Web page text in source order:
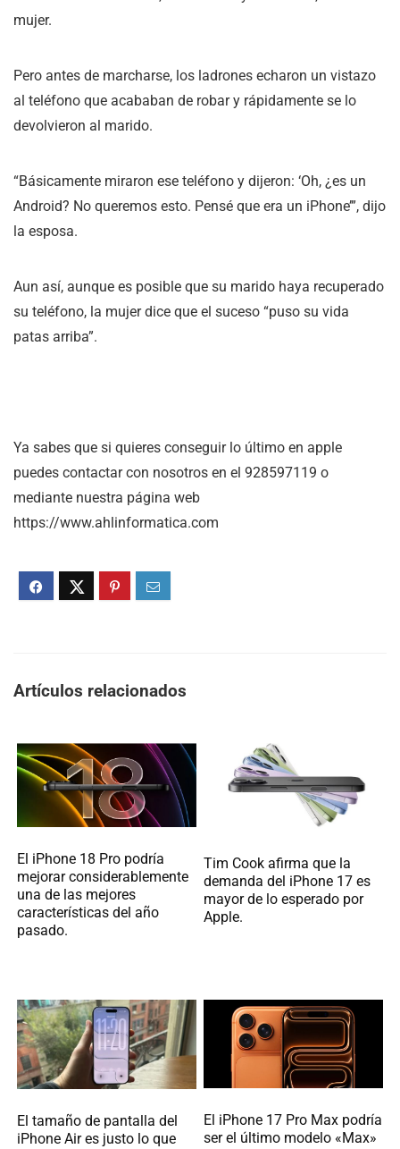
mujer.
Pero antes de marcharse, los ladrones echaron un vistazo
al teléfono que acababan de robar y rápidamente se lo
devolvieron al marido.
“Básicamente miraron ese teléfono y dijeron: ‘Oh, ¿es un
Android? No queremos esto. Pensé que era un iPhone’”, dijo
la esposa.
Aun así, aunque es posible que su marido haya recuperado
su teléfono, la mujer dice que el suceso “puso su vida
patas arriba”.
Ya sabes que si quieres conseguir lo último en apple
puedes contactar con nosotros en el 928597119 o
mediante nuestra página web
https://www.ahlinformatica.com
Artículos relacionados
El iPhone 18 Pro podría
mejorar considerablemente
una de las mejores
características del año
pasado.
Tim Cook afirma que la
demanda del iPhone 17 es
mayor de lo esperado por
Apple.
El tamaño de pantalla del
iPhone Air es justo lo que
El iPhone 17 Pro Max podría
ser el último modelo «Max»